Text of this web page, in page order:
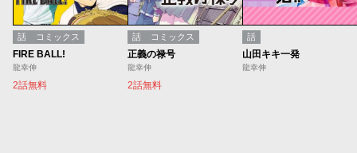
話 コミックス
FIRE BALL!
龍幸伸
2話無料
話 コミックス
正義の禄号
龍幸伸
2話無料
話
山田キキ一発
龍幸伸